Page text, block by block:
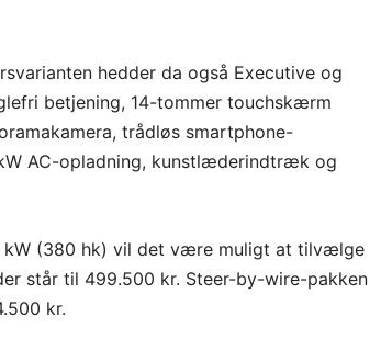
hedder da også Executive og
betjening, 14-tommer touchskærm
trådløs smartphone-
AC-opladning, kunstlæderindtræk og
kW (380 hk) vil det være muligt at tilvælge
står til 499.500 kr. Steer-by-wire-pakken
kr.